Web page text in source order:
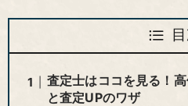
査定士はココを見る！
と査定UPのワザ